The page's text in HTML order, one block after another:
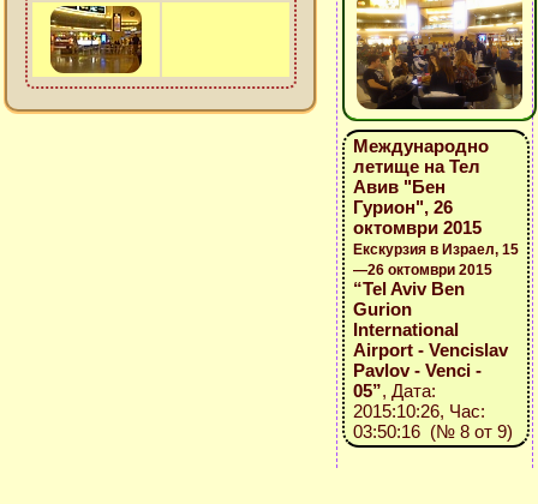
Международно
летище на Тел
Авив "Бен
Гурион", 26
октомври 2015
Екскурзия в Израел, 15
—26 октомври 2015
“Tel Aviv Ben
Gurion
International
Airport - Vencislav
Pavlov - Venci -
05”, Дата:
2015:10:26, Час:
03:50:16 (№ 8 от 9)